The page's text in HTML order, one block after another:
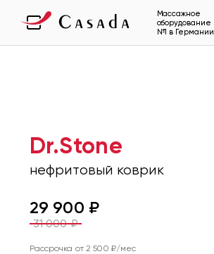
Массажное
оборудование
№1 в Германии
Dr.Stone
нефритовый коврик
29 900 ₽
31 000₽
Рассрочка от2 500 ₽/мес